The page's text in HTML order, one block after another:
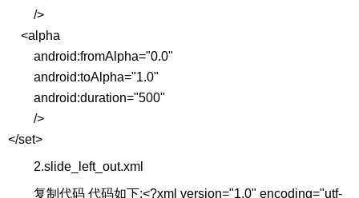
/>
<alpha
android:fromAlpha="0.0"
android:toAlpha="1.0"
android:duration="500"
/>
</set>
2.slide_left_out.xml
复制代码 代码如下:<?xml version="1.0" encoding="utf-